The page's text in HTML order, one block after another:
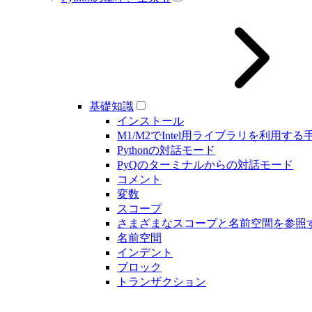
基礎知識
インストール
M1/M2でIntel用ライブラリを利用する
Pythonの対話モード
PyQのターミナルからの対話モード
コメント
変数
スコープ
さまざまなスコープと名前空間を参照
名前空間
インデント
ブロック
トランザクション